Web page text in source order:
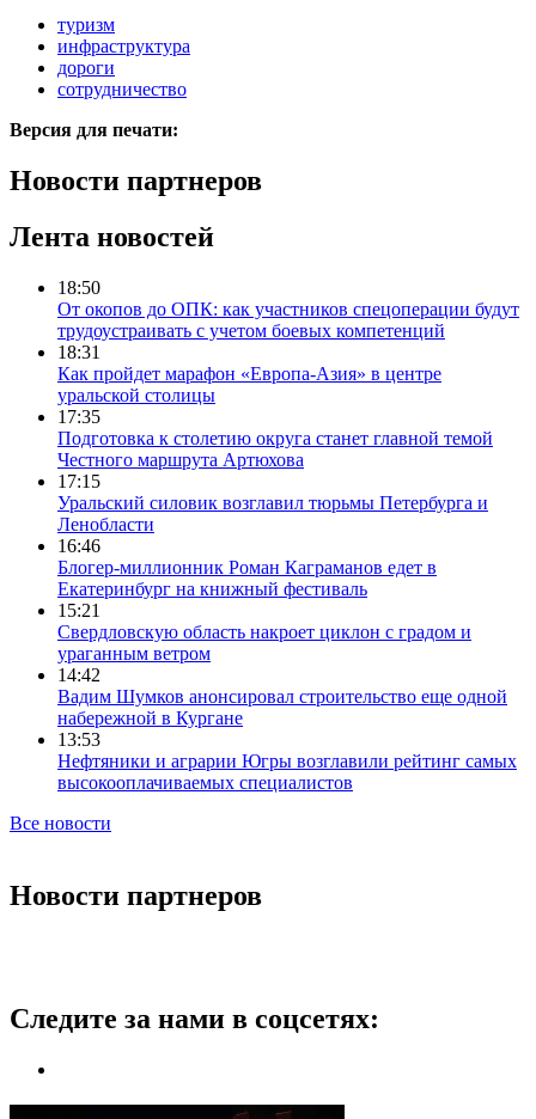
туризм
инфраструктура
дороги
сотрудничество
Версия для печати:
Новости партнеров
Лента новостей
18:50
От окопов до ОПК: как участников спецоперации будут
трудоустраивать с учетом боевых компетенций
18:31
Как пройдет марафон «Европа-Азия» в центре
уральской столицы
17:35
Подготовка к столетию округа станет главной темой
Честного маршрута Артюхова
17:15
Уральский силовик возглавил тюрьмы Петербурга и
Ленобласти
16:46
Блогер-миллионник Роман Каграманов едет в
Екатеринбург на книжный фестиваль
15:21
Свердловскую область накроет циклон с градом и
ураганным ветром
14:42
Вадим Шумков анонсировал строительство еще одной
набережной в Кургане
13:53
Нефтяники и аграрии Югры возглавили рейтинг самых
высокооплачиваемых специалистов
Все новости
Новости партнеров
Следите за нами в соцсетях: